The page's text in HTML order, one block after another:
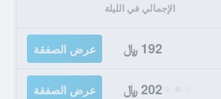
الإجمالي في الليلة
192 ﷼ عرض الصفقة
202 ﷼ عرض الصفقة